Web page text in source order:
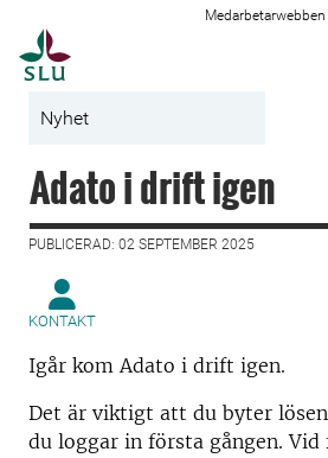
Medarbetarwebben
Nyhet
Adato i drift igen
PUBLICERAD: 02 SEPTEMBER 2025
KONTAKT
Igår kom Adato i drift igen.
Det är viktigt att du byter
du loggar in första gången.